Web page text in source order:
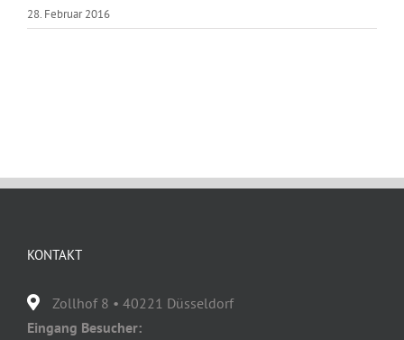
28. Februar 2016
KONTAKT
Zollhof 8 • 40221 Düsseldorf
Eingang Besucher: